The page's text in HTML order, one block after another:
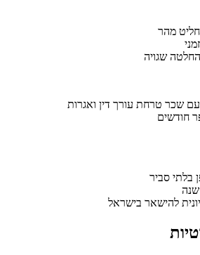
מהר
החלטה שגויה
שכר טרחת עורך דין ואגרות
חודשים
בלתי סביר
להישאר בישראל